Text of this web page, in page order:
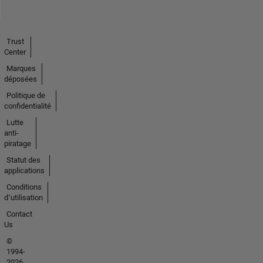
Trust
Center
Marques
déposées
Politique de
confidentialité
Lutte
anti-
piratage
Statut des
applications
Conditions
d՚utilisation
Contact
Us
©
1994-